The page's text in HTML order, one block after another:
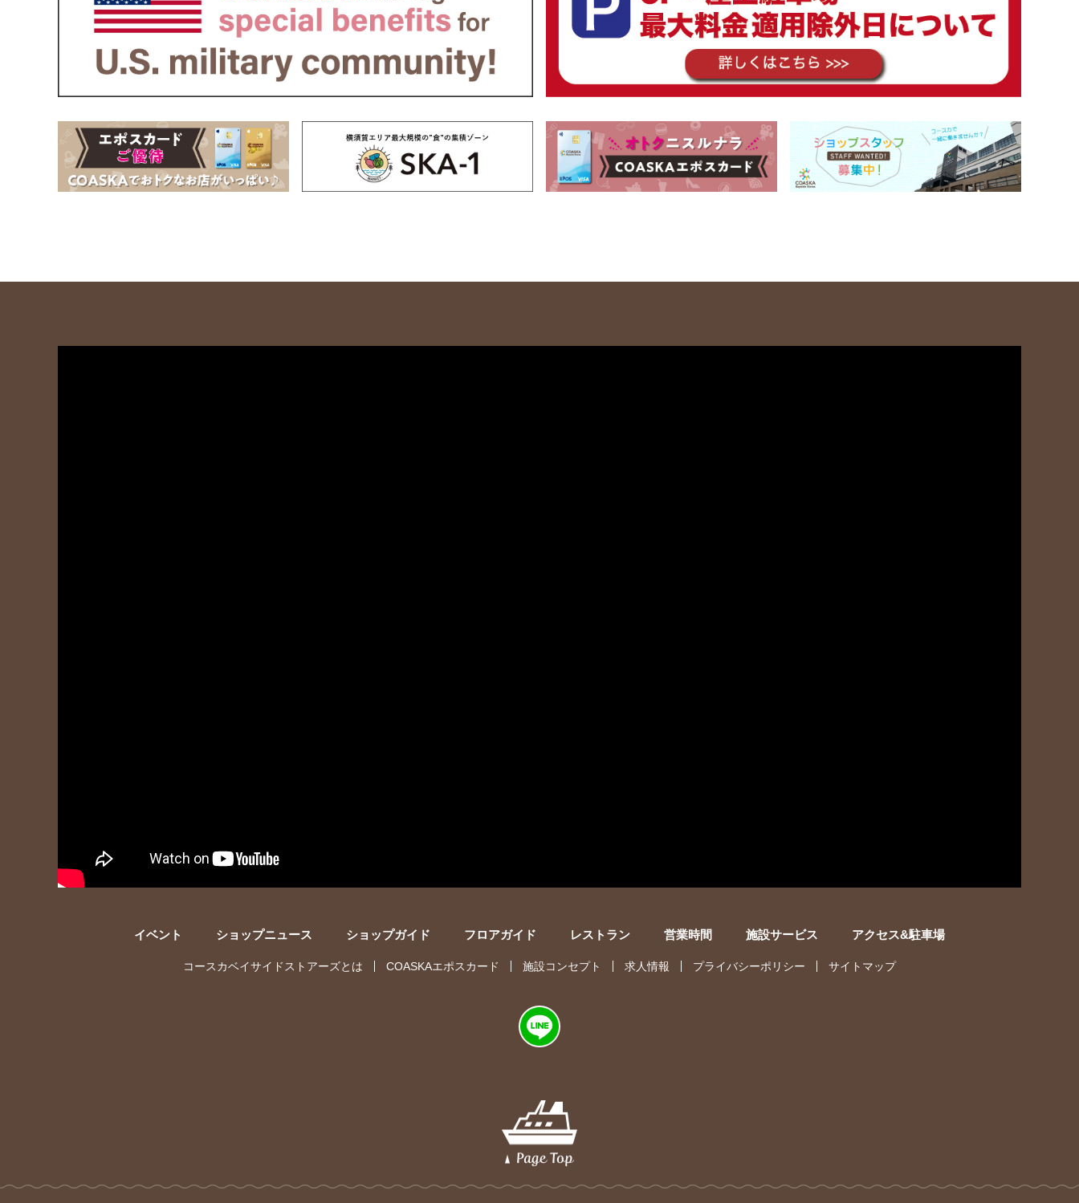
イベント ショップニュース ショップガイド フロアガイド レストラン 営業時間 施設サービス アクセス&駐車場
コースカベイサイドストアーズとは COASKAエポスカード 施設コンセプト 求人情報 プライバシーポリシー サイトマップ